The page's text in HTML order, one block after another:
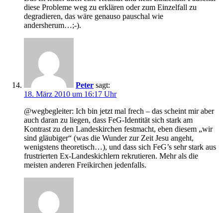
diese Probleme weg zu erklären oder zum Einzelfall zu
degradieren, das wäre genauso pauschal wie
andersherum…;-).
Peter sagt:
18. März 2010 um 16:17 Uhr
@wegbegleiter: Ich bin jetzt mal frech – das scheint mir aber
auch daran zu liegen, dass FeG-Identität sich stark am
Kontrast zu den Landeskirchen festmacht, eben diesem „wir
sind gläubiger“ (was die Wunder zur Zeit Jesu angeht,
wenigstens theoretisch…), und dass sich FeG’s sehr stark aus
frustrierten Ex-Landeskichlern rekrutieren. Mehr als die
meisten anderen Freikirchen jedenfalls.